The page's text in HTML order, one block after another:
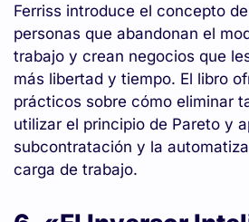
Ferriss introduce el concepto
personas que abandonan el
trabajo y crean negocios que
más libertad y tiempo. El libro
prácticos sobre cómo eliminar
utilizar el principio de Pareto y
subcontratación y la
carga de trabajo.